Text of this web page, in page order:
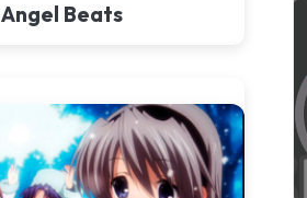
Angel Beats